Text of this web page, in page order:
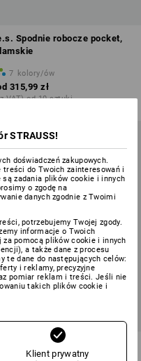
Spodnie robocze pocket,
7 kolory/ów
315,99 zł
VAT) od 10 sztuki
Kurtka softshell e.s.fusion,
damska
STRAUSS!
doświadczeń zakupowych.
treści do Twoich zainteresowań i
zadania plików cookie i innych
o zgodę na
danych zgodnie z Twoimi
potrzebujemy Twojej zgody.
informacje o Twoich
pomocą plików cookie i innych
a także dane z procesu
te dane do następujących celów:
i reklamy, precyzyjne
pomiar reklam i treści. Jeśli nie
takich plików cookie i
Klient prywatny